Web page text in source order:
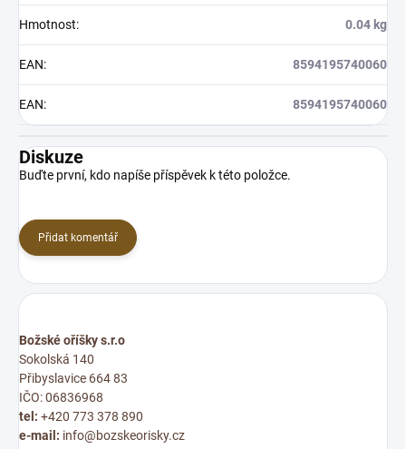
Hmotnost: 0.04 kg
EAN: 8594195740060
EAN: 8594195740060
Diskuze
Buďte první, kdo napíše příspěvek k této položce.
Přidat komentář
Božské oříšky s.r.o
Sokolská 140
Přibyslavice 664 83
IČO: 06836968
tel: +420 773 378 890
e-mail: info@bozskeorisky.cz